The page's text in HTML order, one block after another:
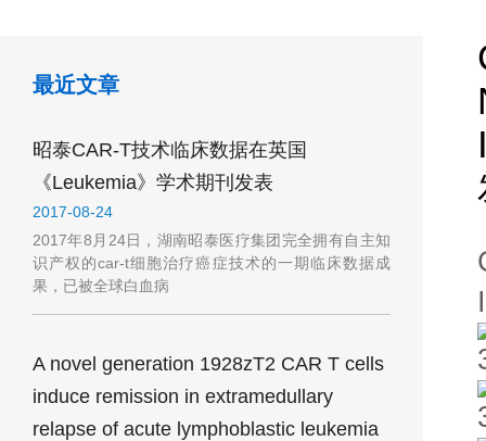
最近文章
昭泰CAR-T技术临床数据在英国
《Leukemia》学术期刊发表
2017-08-24
2017年8月24日，湖南昭泰医疗集团完全拥有自主知
识产权的car-t细胞治疗癌症技术的一期临床数据成
果，已被全球白血病
A novel generation 1928zT2 CAR T cells
induce remission in extramedullary
relapse of acute lymphoblastic leukemia